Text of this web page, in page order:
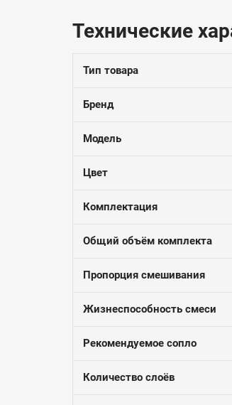
Технические
Тип товара
Бренд
Модель
Цвет
Комплектация
Общий объём комплекта
Пропорция смешивания
Жизнеспособность смеси
Рекомендуемое сопло
Количество слоёв